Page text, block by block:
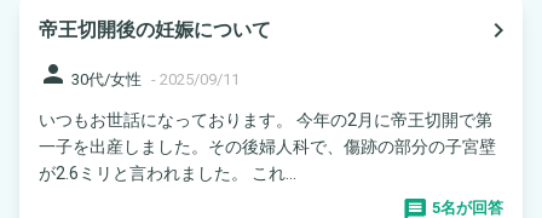
帝王切開後の妊娠について
navigate_next
person 30代/女性 - 2025/09/11
いつもお世話になっております。 今年の2月に帝王切開で第
一子を出産しました。その後婦人科で、傷跡の部分の子宮壁
が2.6ミリと言われました。 これ...
5名が回答